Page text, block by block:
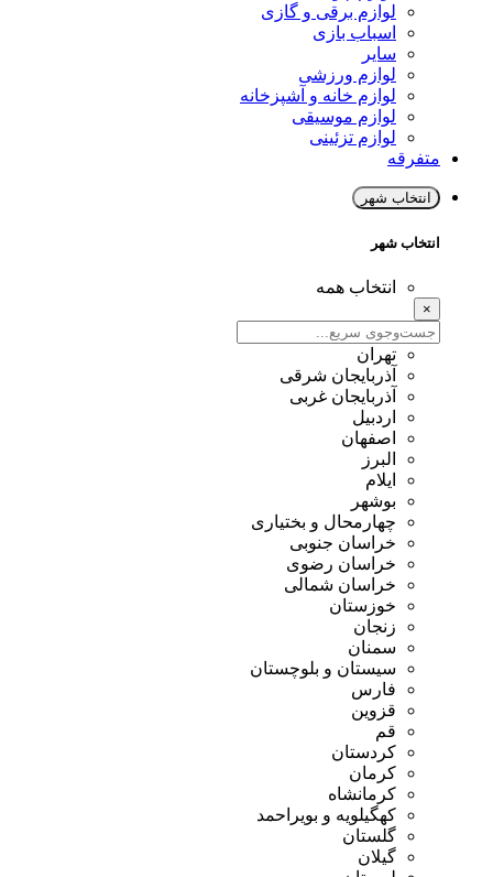
لوازم برقی و گازی
اسباب بازی
سایر
لوازم ورزشی
لوازم خانه و آشپزخانه
لوازم موسیقی
لوازم تزئینی
متفرقه
انتخاب شهر
انتخاب شهر
انتخاب همه
×
تهران
آذربایجان شرقی
آذربایجان غربی
اردبیل
اصفهان
البرز
ایلام
بوشهر
چهارمحال و بختیاری
خراسان جنوبی
خراسان رضوی
خراسان شمالی
خوزستان
زنجان
سمنان
سیستان و بلوچستان
فارس
قزوین
قم
کردستان
کرمان
کرمانشاه
کهگیلویه و بویراحمد
گلستان
گیلان